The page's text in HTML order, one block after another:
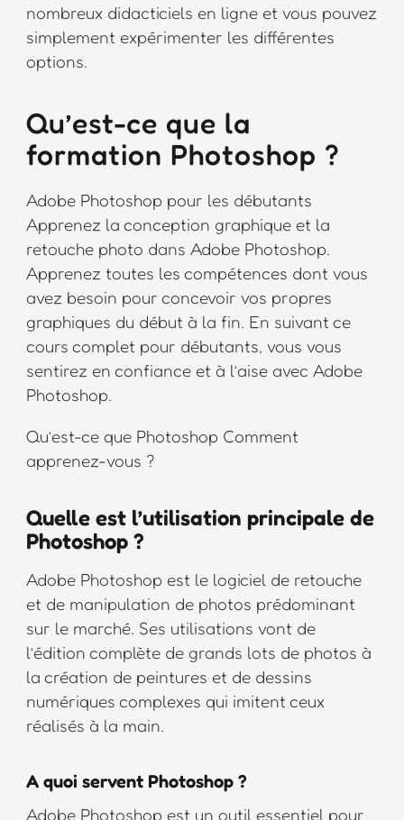
nombreux didacticiels en ligne et vous pouvez
simplement expérimenter les différentes
options.
Qu’est-ce que la
formation Photoshop ?
Adobe Photoshop pour les débutants
Apprenez la conception graphique et la
retouche photo dans Adobe Photoshop.
Apprenez toutes les compétences dont vous
avez besoin pour concevoir vos propres
graphiques du début à la fin. En suivant ce
cours complet pour débutants, vous vous
sentirez en confiance et à l’aise avec Adobe
Photoshop.
Qu’est-ce que Photoshop Comment
apprenez-vous ?
Quelle est l’utilisation principale de
Photoshop ?
Adobe Photoshop est le logiciel de retouche
et de manipulation de photos prédominant
sur le marché. Ses utilisations vont de
l’édition complète de grands lots de photos à
la création de peintures et de dessins
numériques complexes qui imitent ceux
réalisés à la main.
A quoi servent Photoshop ?
Adobe Photoshop est un outil essentiel pour